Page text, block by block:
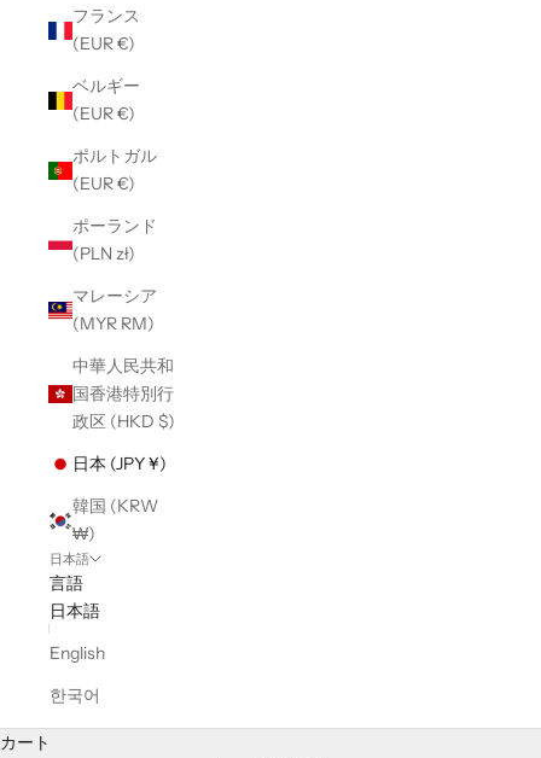
フランス
(EUR €)
ベルギー
(EUR €)
ポルトガル
(EUR €)
ポーランド
(PLN zł)
マレーシア
(MYR RM)
中華人民共和
国香港特別行
政区 (HKD $)
日本 (JPY ¥)
韓国 (KRW
₩)
日本語
言語
日本語
English
한국어
カート